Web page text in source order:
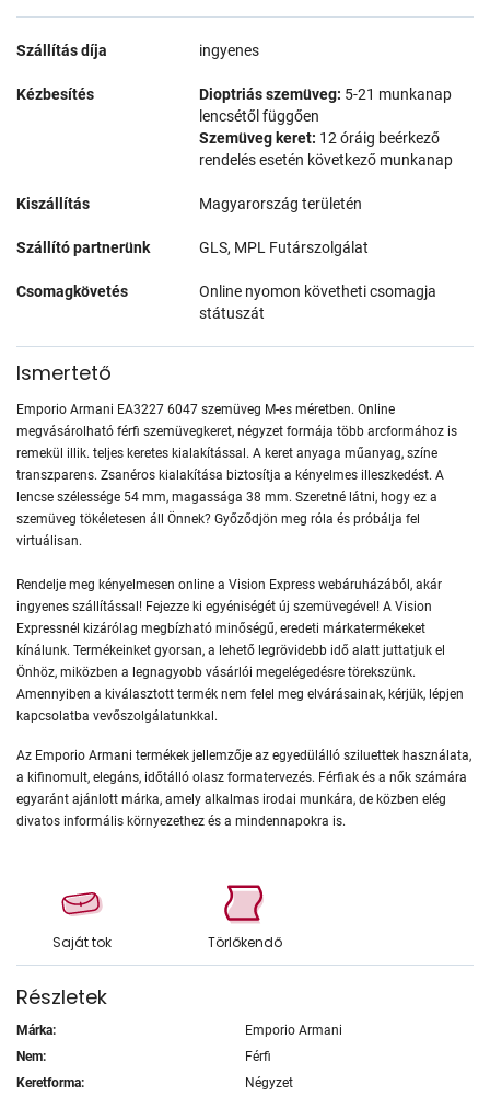
Szállítás díja ingyenes
Kézbesítés Dioptriás szemüveg: 5-21 munkanap
lencsétől függően
Szemüveg keret: 12 óráig beérkező
rendelés esetén következő munkanap
Kiszállítás Magyarország területén
Szállító partnerünk GLS, MPL Futárszolgálat
Csomagkövetés
Online nyomon követheti csomagja
státuszát
Ismertető
Emporio Armani EA3227 6047 szemüveg M-es méretben. Online
megvásárolható férfi szemüvegkeret, négyzet formája több arcformához is
remekül illik. teljes keretes kialakítással. A keret anyaga műanyag, színe
transzparens. Zsanéros kialakítása biztosítja a kényelmes illeszkedést. A
lencse szélessége 54 mm, magassága 38 mm. Szeretné látni, hogy ez a
szemüveg tökéletesen áll Önnek? Győződjön meg róla és próbálja fel
virtuálisan.
Rendelje meg kényelmesen online a Vision Express webáruházából, akár
ingyenes szállítással! Fejezze ki egyéniségét új szemüvegével! A Vision
Expressnél kizárólag megbízható minőségű, eredeti márkatermékeket
kínálunk. Termékeinket gyorsan, a lehető legrövidebb idő alatt juttatjuk el
Önhöz, miközben a legnagyobb vásárlói megelégedésre törekszünk.
Amennyiben a kiválasztott termék nem felel meg elvárásainak, kérjük, lépjen
kapcsolatba vevőszolgálatunkkal.
Az Emporio Armani termékek jellemzője az egyedülálló sziluettek használata,
a kifinomult, elegáns, időtálló olasz formatervezés. Férfiak és a nők számára
egyaránt ajánlott márka, amely alkalmas irodai munkára, de közben elég
divatos informális környezethez és a mindennapokra is.
Saját tok Törlőkendő
Részletek
Márka:
Emporio Armani
Nem:
Férfi
Keretforma:
Négyzet